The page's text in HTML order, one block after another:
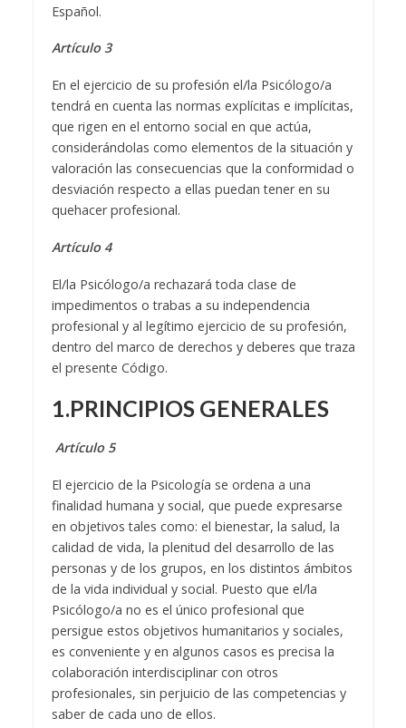
Español.
Artículo 3
En el ejercicio de su profesión el/la Psicólogo/a
tendrá en cuenta las normas explícitas e implícitas,
que rigen en el entorno social en que actúa,
considerándolas como elementos de la situación y
valoración las consecuencias que la conformidad o
desviación respecto a ellas puedan tener en su
quehacer profesional.
Artículo 4
El/la Psicólogo/a rechazará toda clase de
impedimentos o trabas a su independencia
profesional y al legítimo ejercicio de su profesión,
dentro del marco de derechos y deberes que traza
el presente Código.
1.PRINCIPIOS GENERALES
Artículo 5
El ejercicio de la Psicología se ordena a una
finalidad humana y social, que puede expresarse
en objetivos tales como: el bienestar, la salud, la
calidad de vida, la plenitud del desarrollo de las
personas y de los grupos, en los distintos ámbitos
de la vida individual y social. Puesto que el/la
Psicólogo/a no es el único profesional que
persigue estos objetivos humanitarios y sociales,
es conveniente y en algunos casos es precisa la
colaboración interdisciplinar con otros
profesionales, sin perjuicio de las competencias y
saber de cada uno de ellos.